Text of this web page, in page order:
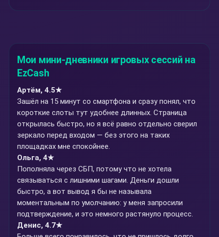
Мои мини-дневники игровых сессий на
EzCash
Артём, 4.5★
Зашёл на 15 минут со смартфона и сразу понял, что
короткие слоты тут удобнее длинных. Страница
открылась быстро, но я всё равно отдельно сверил
зеркало перед входом — без этого на таких
площадках мне спокойнее.
Ольга, 4★
Пополняла через СБП, потому что не хотела
связываться с лишними шагами. Деньги дошли
быстро, а вот вывод я бы не называла
моментальным по умолчанию: у меня запросили
подтверждение, и это немного растянуло процесс.
Денис, 4.7★